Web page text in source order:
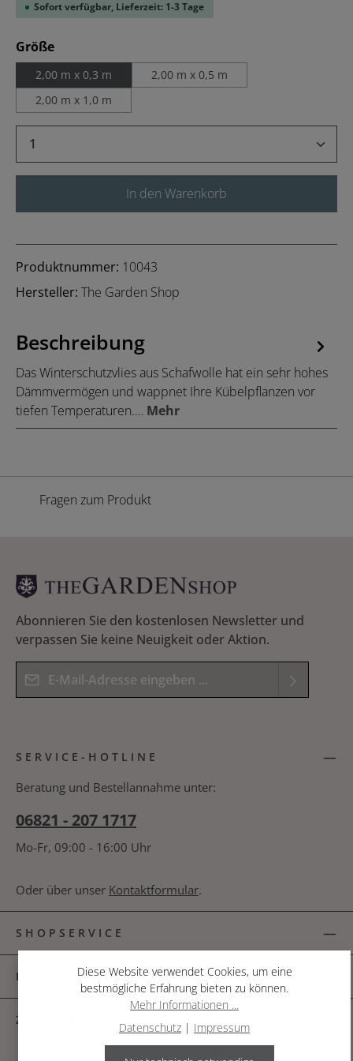
Sofort verfügbar, Lieferzeit: 1-3 Tage
Größeauswählen
2,00 m x 0,3 m
2,00 m x 0,5 m
2,00 m x 1,0 m
Produkt Anzahl: Gib den gewünschten
In den Warenkorb
Produktnummer: 10043
Hersteller: The Garden Shop
Beschreibung
Das Winterschutzvlies aus Schafwolle hat ein sehr hohes
Dämmvermögen und wappnet Ihre Kübelpflanzen vor
tiefen Temperaturen.… Mehr
Fragen zum Produkt
Abonnieren Sie den kostenlosen Newsletter und
verpassen Sie keine Neuigkeit oder Aktion.
E-Mail-Adresse*
Kenntnis genommen und die
SERVICE-HOTLINE
Beratung und Bestellannahme unter:
06821 - 207 1717
Mo-Fr, 09:00 - 16:00 Uhr
Oder über unser Kontaktformular.
SHOPSERVICE
INFORMATIONEN
ZAHLUNGSARTEN
Diese Website verwendet Cookies, um eine
bestmögliche Erfahrung bieten zu können.
Mehr Informationen ...
Datenschutz | Impressum